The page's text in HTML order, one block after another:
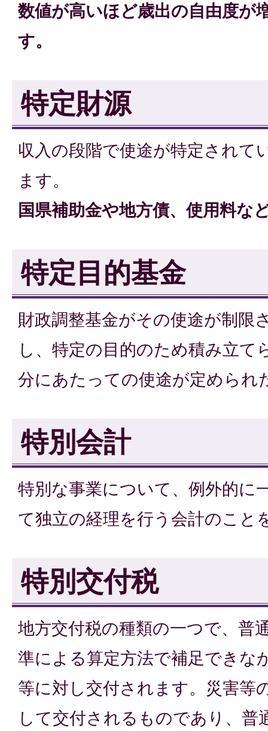
数値が高いほど歳出の自由度が
す。
特定財源
収入の段階で使途が特定されて
ます。
国県補助金や地方債、使用料な
特定目的基金
財政調整基金がその使途が制限
し、特定の目的のため積み立て
分にあたっての使途が定められ
特別会計
特別な事業について、例外的に
て独立の経理を行う会計のこと
特別交付税
地方交付税の種類の一つで、普
準による算定方法で補足できな
等に対し交付されます。災害等
して交付されるものであり、普